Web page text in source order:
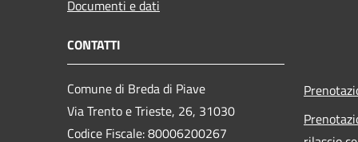
Documenti e dati
CONTATTI
Comune di Breda di Piave
Via Trento e Trieste, 26, 31030
Codice Fiscale: 80006200267